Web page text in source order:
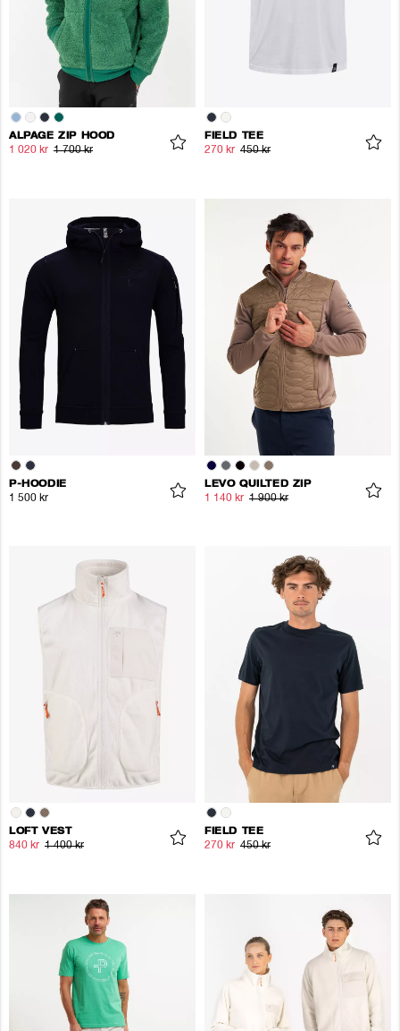
ALPAGE ZIP HOOD
1 020 kr 1 700 kr
FIELD TEE
270 kr 450 kr
P-HOODIE
1 500 kr
LEVO QUILTED ZIP
1 140 kr 1 900 kr
LOFT VEST
840 kr 1 400 kr
FIELD TEE
270 kr 450 kr